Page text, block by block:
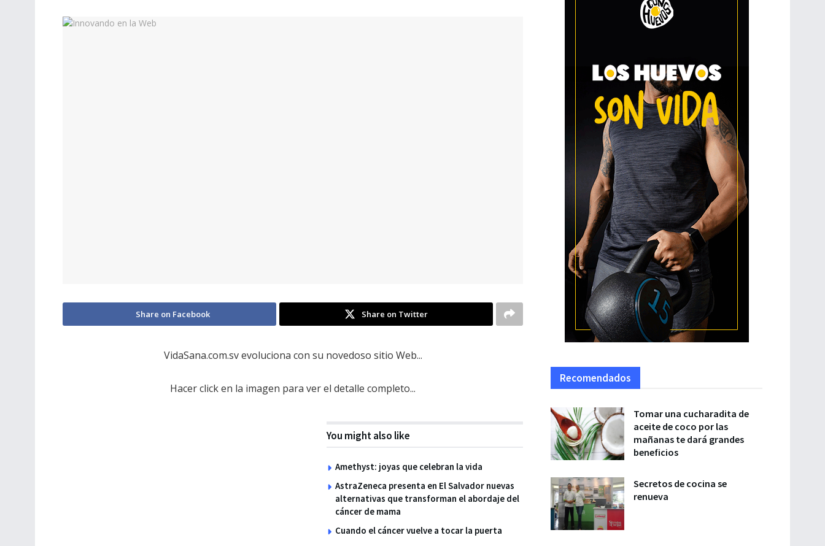
Share on Facebook Share on Twitter
VidaSana.com.sv evoluciona con su novedoso sitio Web...
Hacer click en la imagen para ver el detalle completo...
You might also like
Amethyst: joyas que celebran la vida
AstraZeneca presenta en El Salvador nuevas
alternativas que transforman el abordaje del
cáncer de mama
Cuando el cáncer vuelve a tocar la puerta
Recomendados
Tomar una cucharadita de
aceite de coco por las
mañanas te dará grandes
beneficios
Secretos de cocina se
renueva